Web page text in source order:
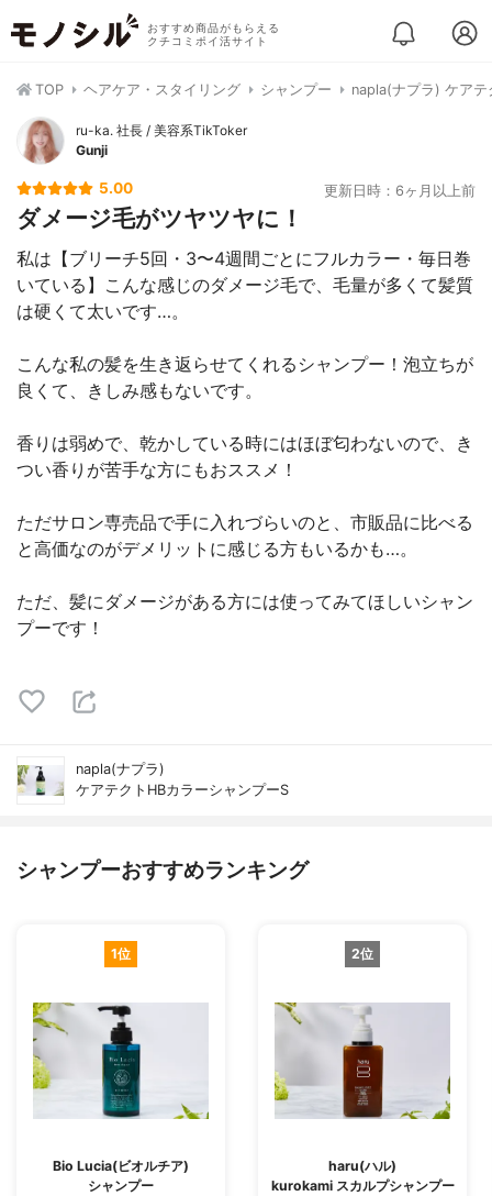
おすすめ商品がもらえる
クチコミポイ活サイト
TOP ヘアケア・スタイリング シャンプー napla(ナプラ) ケアテ
ru-ka. 社長 / 美容系TikToker
Gunji
5.00 更新日時：6ヶ月以上前
ダメージ毛がツヤツヤに！
私は【ブリーチ5回・3〜4週間ごとにフルカラー・毎日巻
いている】こんな感じのダメージ毛で、毛量が多くて髪質
は硬くて太いです…。
こんな私の髪を生き返らせてくれるシャンプー！泡立ちが
良くて、きしみ感もないです。
香りは弱めで、乾かしている時にはほぼ匂わないので、き
つい香りが苦手な方にもおススメ！
ただサロン専売品で手に入れづらいのと、市販品に比べる
と高価なのがデメリットに感じる方もいるかも…。
ただ、髪にダメージがある方には使ってみてほしいシャン
プーです！
napla(ナプラ)
ケアテクトHBカラーシャンプーS
シャンプーおすすめランキング
1位
Bio Lucia(ビオルチア)
シャンプー
2位
haru(ハル)
kurokami スカルプシャンプー